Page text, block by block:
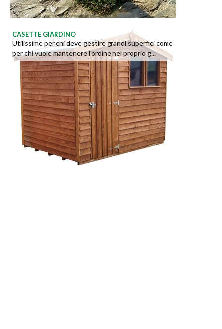
CASETTE GIARDINO
Utilissime per chi deve gestire grandi superfici come
per chi vuole mantenere l'ordine nel proprio g...